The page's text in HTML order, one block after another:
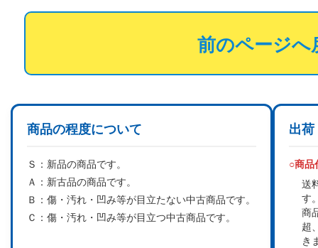
前のページへ
商品の程度について
Ｓ： 新品の商品です。
Ａ： 新古品の商品です。
Ｂ： 傷・汚れ・凹み等が目立たない中古商品です。
Ｃ： 傷・汚れ・凹み等が目立つ中古商品です。
出荷
○商品
送
す
商
超
き